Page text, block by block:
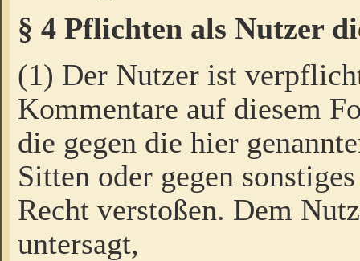
§ 4 Pflichten als Nutzer
(1) Der Nutzer ist
Kommentare auf diesem
die gegen die hier
Sitten oder gegen
Recht verstoßen. Dem
untersagt,